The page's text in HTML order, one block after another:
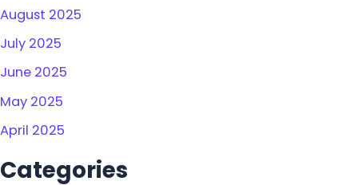
August 2025
July 2025
June 2025
May 2025
April 2025
Categories